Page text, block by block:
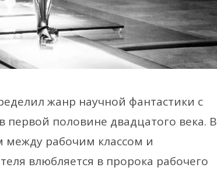
жанр научной фантастики с
половине двадцатого века. В
между рабочим классом и
влюбляется в пророка рабочего